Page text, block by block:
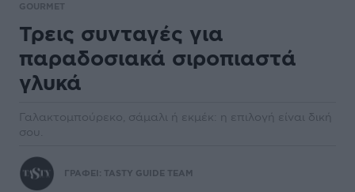
GOURMET
Τρεις συνταγές για
παραδοσιακά σιροπιαστά
γλυκά
Γαλακτομπούρεκο, σάµαλι ή εκμέκ: η επιλογή είναι δική
σου.
ΓΡΑΦΕΙ: TASTY GUIDE TEAM